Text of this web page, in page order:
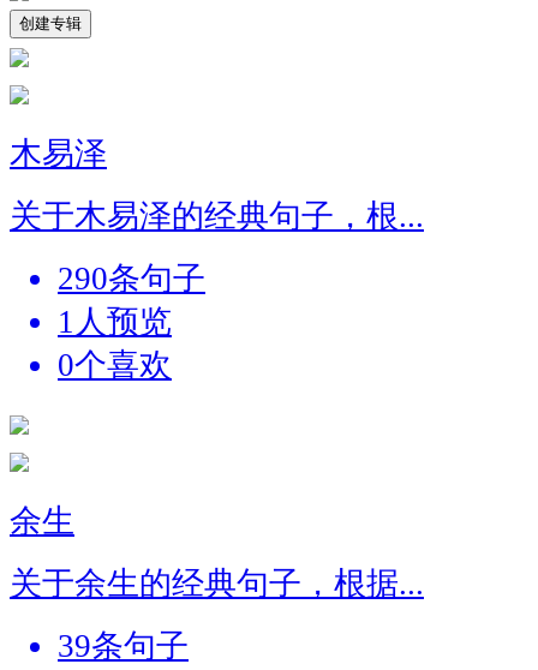
创建专辑
木易泽
关于木易泽的经典句子，根...
290条句子
1人预览
0个喜欢
余生
关于余生的经典句子，根据...
39条句子